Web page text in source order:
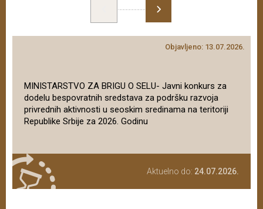
Objavljeno: 13.07.2026.
MINISTARSTVO ZA BRIGU O SELU- Javni konkurs za
dodelu bespovratnih sredstava za podršku razvoja
privrednih aktivnosti u seoskim sredinama na teritoriji
Republike Srbije za 2026. Godinu
Aktuelno do: 24.07.2026.